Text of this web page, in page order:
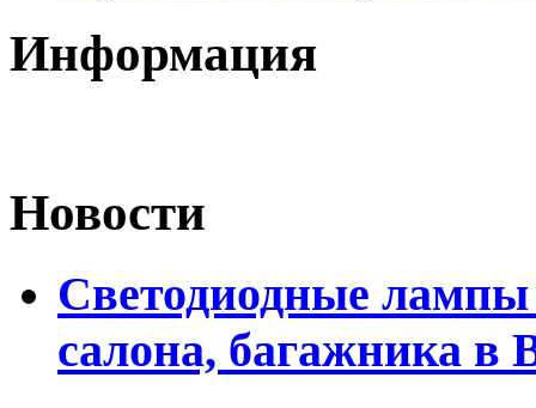
Информация
Новости
Светодиодные лампы
салона, багажника в